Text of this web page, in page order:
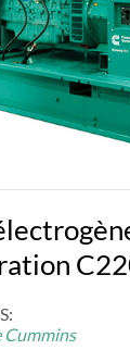
Cummins